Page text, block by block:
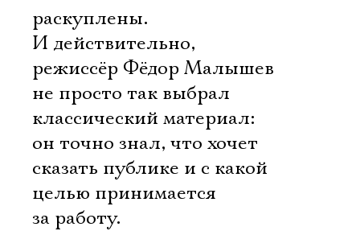
раскуплены.
И действительно,
режиссёр Фёдор Малышев
не просто так выбрал
классический материал:
он точно знал, что хочет
сказать публике и с какой
целью принимается
за работу.